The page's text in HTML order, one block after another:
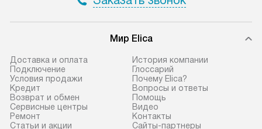
Мир Elica
Доставка и оплата
Подключение
Условия продажи
Кредит
Возврат и обмен
Сервисные центры
Ремонт
Статьи и акции
История компании
Глоссарий
Почему Elica?
Вопросы и ответы
Помощь
Видео
Контакты
Сайты-партнеры